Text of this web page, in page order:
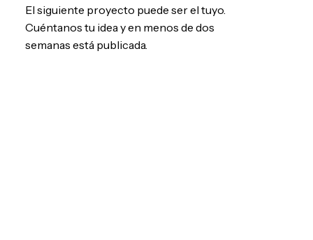
El siguiente proyecto puede ser el tuyo.
Cuéntanos tu idea y en menos de dos
semanas está publicada.